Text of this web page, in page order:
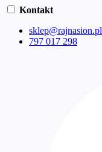
Kontakt
sklep@rajnasion.pl
797 017 298